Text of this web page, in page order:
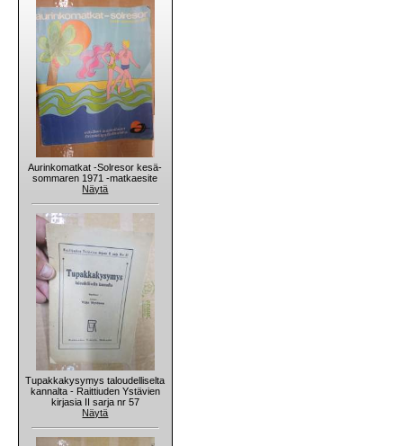
Aurinkomatkat -Solresor kesä-
sommaren 1971 -matkaesite
Näytä
Tupakkakysymys taloudelliselta
kannalta - Raittiuden Ystävien
kirjasia II sarja nr 57
Näytä